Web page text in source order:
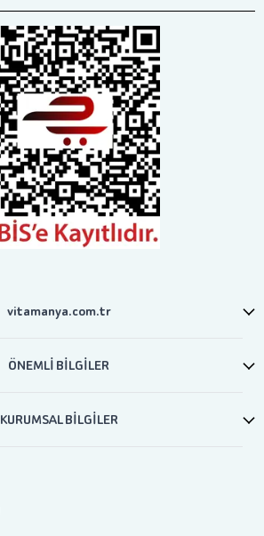
vitamanya.com.tr
ÖNEMLİ BİLGİLER
KURUMSAL BİLGİLER